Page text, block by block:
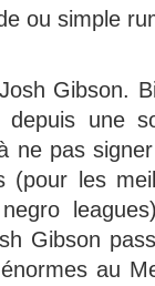
ou simple
Gibson.
une
ne pas
(pour les
Gibson
au